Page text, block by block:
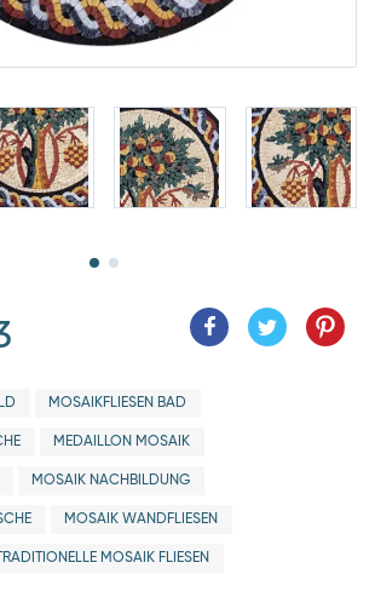
MOSAIKFLIESEN BAD
MEDAILLON MOSAIK
MOSAIK NACHBILDUNG
MOSAIK WANDFLIESEN
TRADITIONELLE MOSAIK FLIESEN